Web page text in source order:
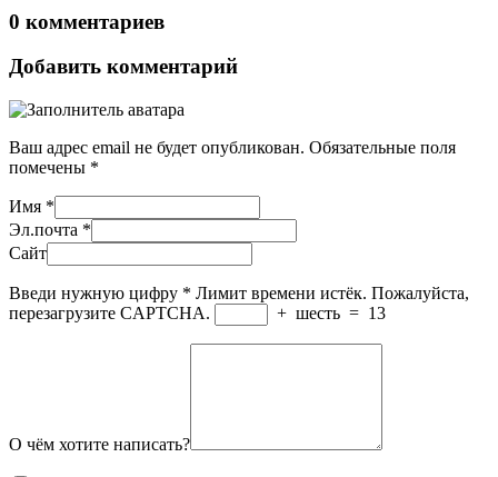
0 комментариев
Добавить комментарий
Ваш адрес email не будет опубликован. Обязательные поля
помечены *
Имя *
Эл.почта *
Сайт
Введи нужную цифру * Лимит времени истёк. Пожалуйста,
перезагрузите CAPTCHA.
+ шесть = 13
О чём хотите написать?